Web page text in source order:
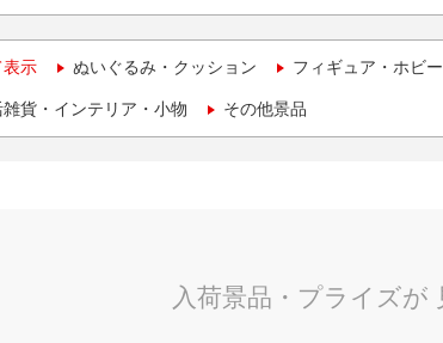
表示 ぬいぐるみ・クッション フィギュア・ホビー
貨・インテリア・小物 その他景品